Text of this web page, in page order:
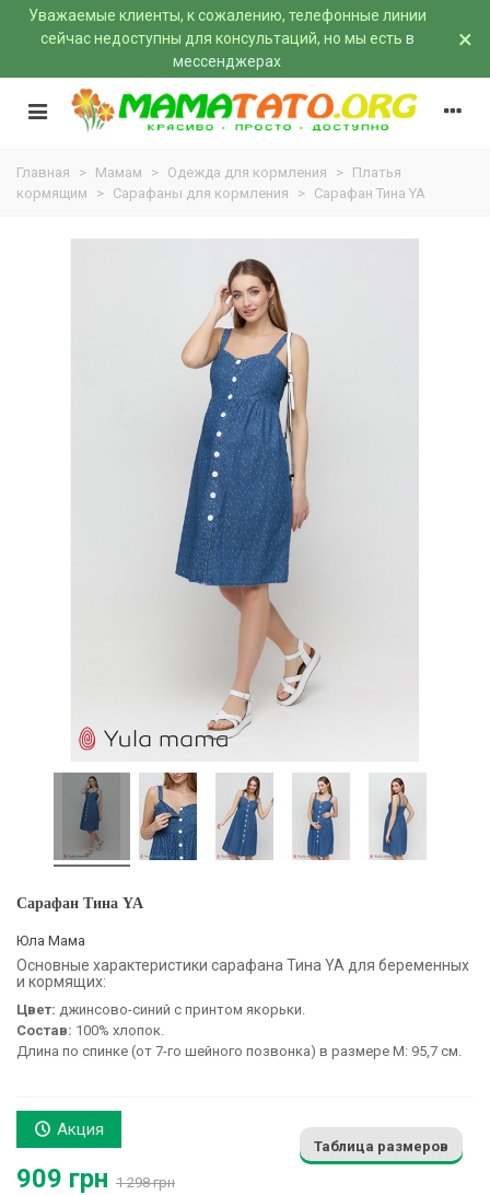
Уважаемые клиенты, к сожалению, телефонные линии
сейчас недоступны для консультаций, но мы есть в
мессенджерах
×
Главная > Мамам > Одежда для кормления > Платья
кормящим
> Сарафаны для кормления > Сарафан Тина YA
Сарафан Тина YA
Юла Мама
Основные характеристики сарафана Тина YA для беременных
и кормящих:
Цвет: джинсово-синий с принтом якорьки.
Состав: 100% хлопок.
Длина по спинке (от 7-го шейного позвонка) в размере М: 95,7 см.
Акция
909 грн 1 298 грн
Таблица размеров